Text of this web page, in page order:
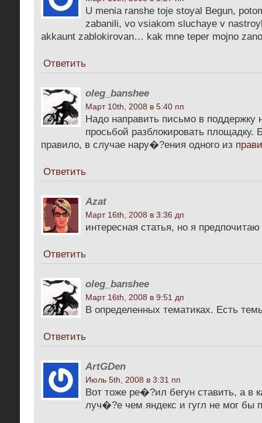
U menia ranshe toje stoyal Begun,
zabanili, vo vsiakom sluchaye v
akkaunt zablokirovan… kak mne teper mojno
Ответить
oleg_banshee
Март 10th, 2008 в 5:40 пп
Надо направить письмо в поддержку
просьбой разблокировать площадку.
правило, в случае нару�?ения одного из
Ответить
Azat
Март 16th, 2008 в 3:36 дп
интересная статья, но я
Ответить
oleg_banshee
Март 16th, 2008 в 9:51 дп
В определенных тематиках. Есть
Ответить
ArtGDen
Июль 5th, 2008 в 3:31 пп
Вот тоже ре�?ил бегун ставить, а в
луч�?е чем яндекс и гугл не мог бы